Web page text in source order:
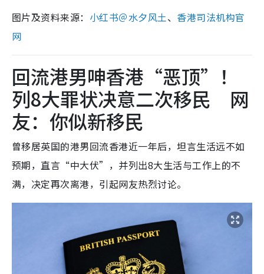
图片及资料来源： 小红书＠水夕风土、 香港司法机构官
网
回流港男呻香港“恶顶”！
列8大罪状决意二次移民 网
友：你似新移民
曾移居英国的港男回流香港近一年后，坦言生活远不如
预期，直言“中大伏”，并列出8大生活与工作上的不
满，决定再次离港，引起网友热烈讨论。